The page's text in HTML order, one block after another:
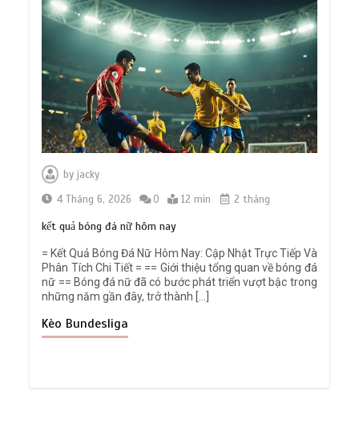
byjacky
4 Tháng 6, 2026
0 12 min 2 tháng
kết quả bóng đá nữ hôm nay
= Kết Quả Bóng Đá Nữ Hôm Nay: Cập Nhật Trực Tiếp Và
Phân Tích Chi Tiết = == Giới thiệu tổng quan về bóng đá
nữ == Bóng đá nữ đã có bước phát triển vượt bậc trong
những năm gần đây, trở thành […]
Kèo Bundesliga